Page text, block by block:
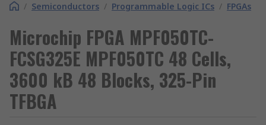
/ Semiconductors / Programmable Logic ICs / FPGAs
Microchip FPGA MPF050TC-
FCSG325E MPF050TC 48 Cells,
3600 kB 48 Blocks, 325-Pin
TFBGA